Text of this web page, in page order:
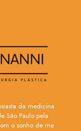
da medicina
São Paulo pela
o sonho de me